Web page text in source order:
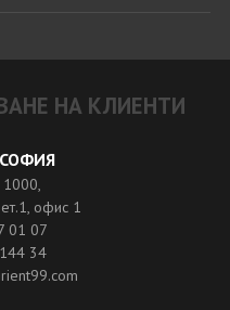
НА КЛИЕНТИ
офис 1
01 07
34